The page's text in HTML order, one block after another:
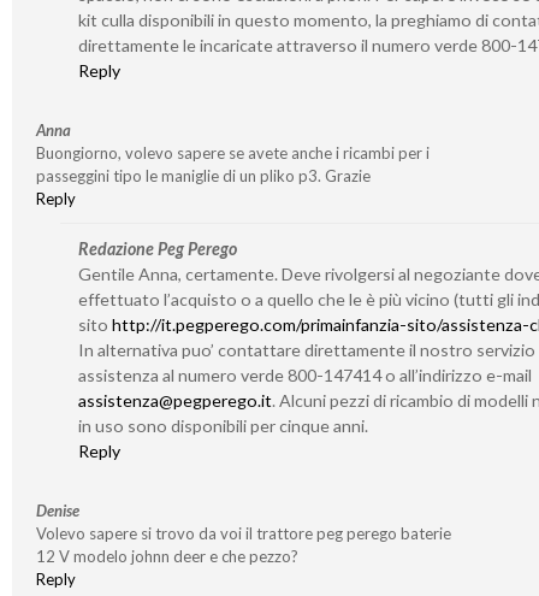
kit culla disponibili in questo momento, la preghiamo di
direttamente le incaricate attraverso il numero verde 800-
Reply
Anna
Buongiorno, volevo sapere se avete anche i ricambi per i
passeggini tipo le maniglie di un pliko p3. Grazie
Reply
Redazione Peg Perego
Gentile Anna, certamente. Deve rivolgersi al negoziante
effettuato l’acquisto o a quello che le è più vicino (tutti gli
sito http://it.pegperego.com/primainfanzia-sito/assistenza-
In alternativa puo’ contattare direttamente il nostro servizio
assistenza al numero verde 800-147414 o all’indirizzo e-mail
assistenza@pegperego.it. Alcuni pezzi di ricambio di modelli
in uso sono disponibili per cinque anni.
Reply
Denise
Volevo sapere si trovo da voi il trattore peg perego baterie
12 V modelo johnn deer e che pezzo?
Reply